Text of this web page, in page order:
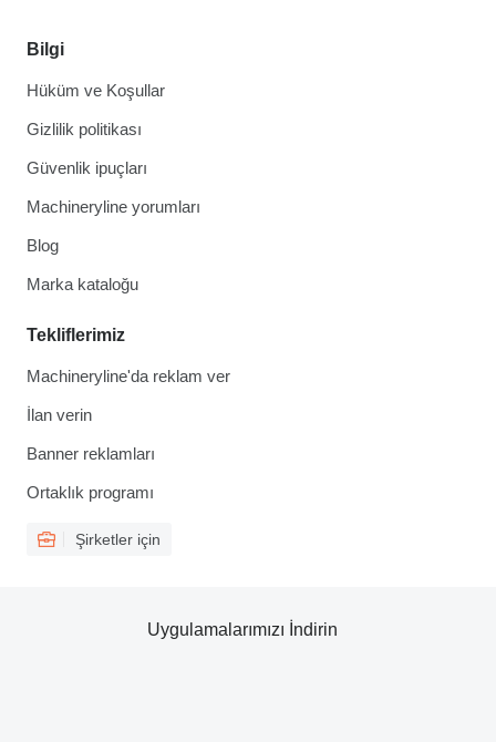
Bilgi
Hüküm ve Koşullar
Gizlilik politikası
Güvenlik ipuçları
Machineryline yorumları
Blog
Marka kataloğu
Tekliflerimiz
Machineryline'da reklam ver
İlan verin
Banner reklamları
Ortaklık programı
Şirketler için
Uygulamalarımızı İndirin